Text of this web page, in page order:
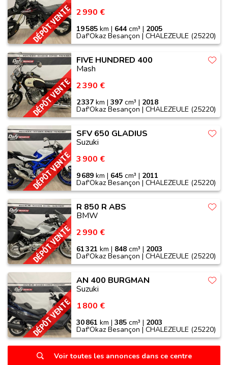
DÉPÔT VENTE 2 990 €
19 585 km | 644cm³ | 2005
Daf'Okaz Besançon | CHALEZEULE (25220)
DÉPÔT VENTE
FIVE HUNDRED 400
Mash
2 390 €
2 337 km |397 cm³ | 2018
Daf'Okaz Besançon | CHALEZEULE (25220)
DÉPÔT VENTE
SFV 650 GLADIUS
Suzuki
3 900 €
9 689 km | 645 cm³ | 2011
Daf'Okaz Besançon | CHALEZEULE (25220)
DÉPÔT VENTE
R 850 R ABS
BMW
2 990 €
61 321 km | 848 cm³ | 2003
Daf'Okaz Besançon | CHALEZEULE (25220)
DÉPÔT VENTE
AN 400 BURGMAN
Suzuki
1 800 €
30 861 km |385 cm³ | 2003
Daf'Okaz Besançon | CHALEZEULE (25220)
Voir toutes les annonces dans ce centre